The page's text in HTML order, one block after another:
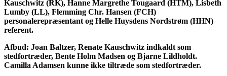
Kauschwitz (RK), Hanne Margrethe Tougaard (HTM), Lisbeth
Lumby (LL), Flemming Chr. Hansen (FCH)
personalerepræsentant og Helle Huysdens Nordstrøm (HHN)
referent.
Afbud: Joan Baltzer, Renate Kauschwitz indkaldt som
stedfortræder, Bente Holm Madsen og Bjarne Lildholdt.
Camilla Adamsen kunne ikke tiltræde som stedfortræder.